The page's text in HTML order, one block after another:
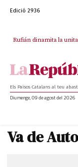
Edició 2936
Rufián dinamita la
Puigdemont
Els Països Catalans al teu abast
Diumenge, 09 de agost del 2026
Va de